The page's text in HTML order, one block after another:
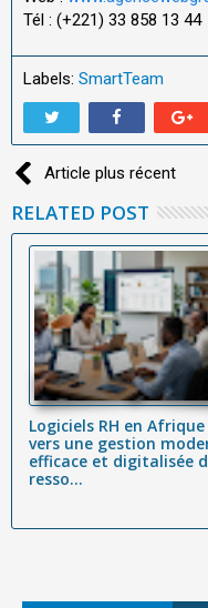
Tél : (+221) 33 858 13 44
Labels: SmartTeam
Article plus récent
RELATED POST
Logiciels RH en Afrique
vers une gestion
efficace et digitalisée
resso...